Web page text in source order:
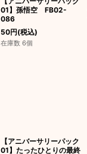
01】孫悟空 FB02-
086
50円(税込)
在庫数 6個
【アニバーサリーパック
01】たったひとりの最終